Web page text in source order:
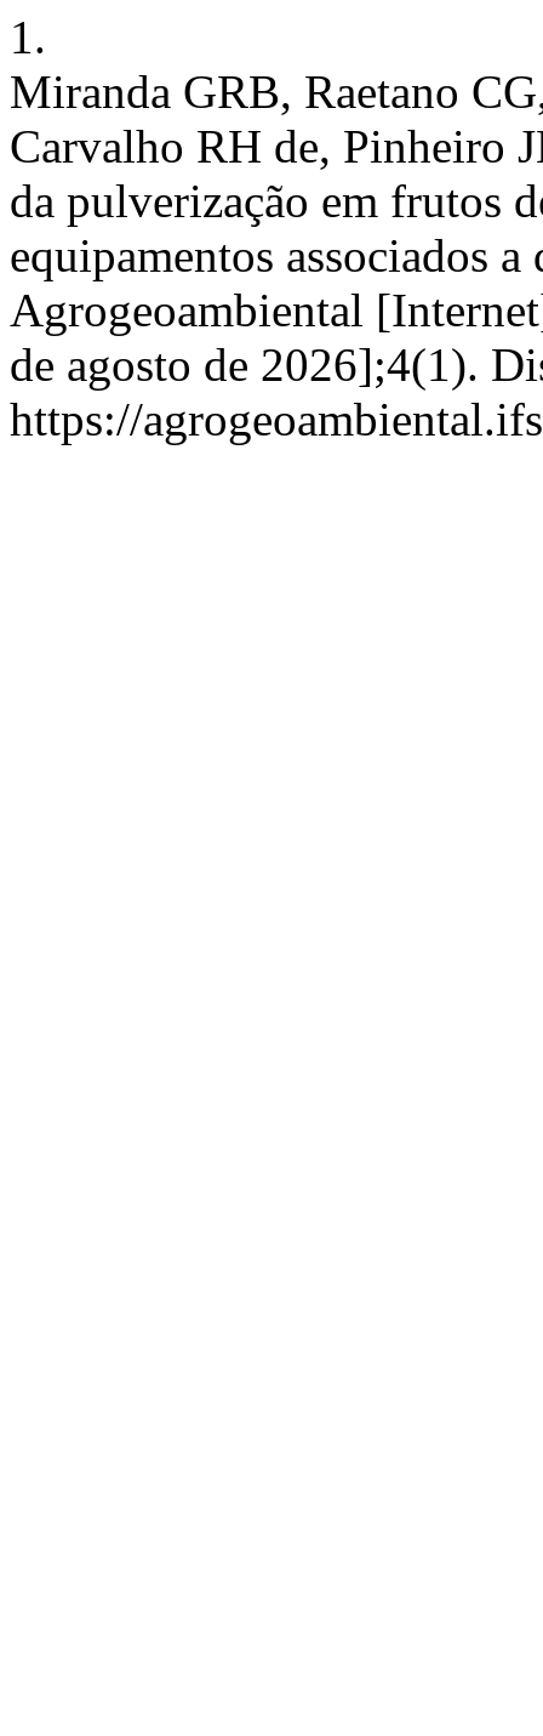
1.
Miranda GRB, Raetano
Carvalho RH de, Pinheiro
da pulverização em frutos
equipamentos associados
Agrogeoambiental
de agosto de 2026];4(1).
https://